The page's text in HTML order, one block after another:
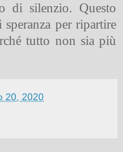
di silenzio. Questo
per ripartire
tutto non sia più
20, 2020